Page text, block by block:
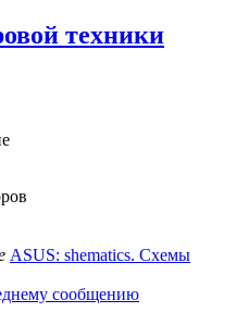
техники
ASUS: shematics. Схемы
сообщению